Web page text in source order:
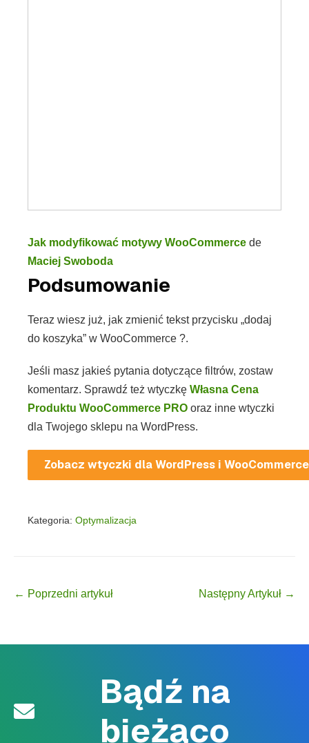
Jak modyfikować motywy WooCommerce de
Maciej Swoboda
Podsumowanie
Teraz wiesz już, jak zmienić tekst przycisku „dodaj
do koszyka” w WooCommerce ?.
Jeśli masz jakieś pytania dotyczące filtrów, zostaw
komentarz. Sprawdź też wtyczkę Własna Cena
Produktu WooCommerce PRO oraz inne wtyczki
dla Twojego sklepu na WordPress.
Zobacz wtyczki dla WordPress i
Kategoria: Optymalizacja
Post Navigation
← Poprzedni artykuł Następny Artykuł →
Bądź na
bieżąco